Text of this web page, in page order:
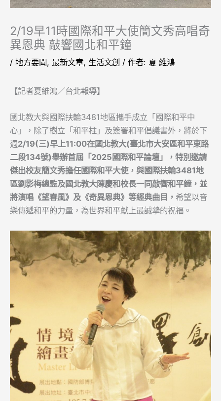
2/19早11時國際和平大使簡文秀高唱奇
異恩典 敲響國北和平鐘
/ 地方要聞, 最新文章, 生活文創 / 作者: 夏 維鴻
【記者夏維鴻／台北報導】
國北教大與國際扶輪3481地區攜手成立「國際和平中
心」，除了樹立「和平柱」及簽署和平倡議書外，將於下
週2/19(三)早上11:00在國北教大(臺北市大安區和平東路
二段134號)舉辦首屆「2025國際和平論壇」，特別邀請
傑出校友簡文秀擔任國際和平大使，與國際扶輪3481地
區劉影梅總監及國北教大陳慶和校長一同敲響和平鐘，並
將演唱《望春風》及《奇異恩典》等經典曲目， 希望以音
樂傳遞和平的力量，為世界和平獻上最誠摯的祝福。